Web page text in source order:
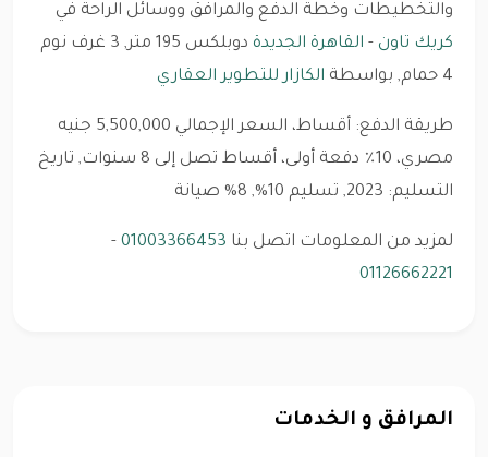
والتخطيطات وخطة الدفع والمرافق ووسائل الراحة في
كريك تاون - القاهرة الجديدة
دوبلكس 195 متر, 3 غرف نوم
4 حمام, بواسطة
الكازار للتطوير العقاري
طريقة الدفع: أقساط، السعر الإجمالي 5,500,000 جنيه
مصري، 10٪ دفعة أولى، أقساط تصل إلى 8 سنوات, تاريخ
التسليم: 2023, تسليم 10%, 8% صيانة
لمزيد من المعلومات اتصل بنا 01003366453
-
01126662221
المرافق و الخدمات